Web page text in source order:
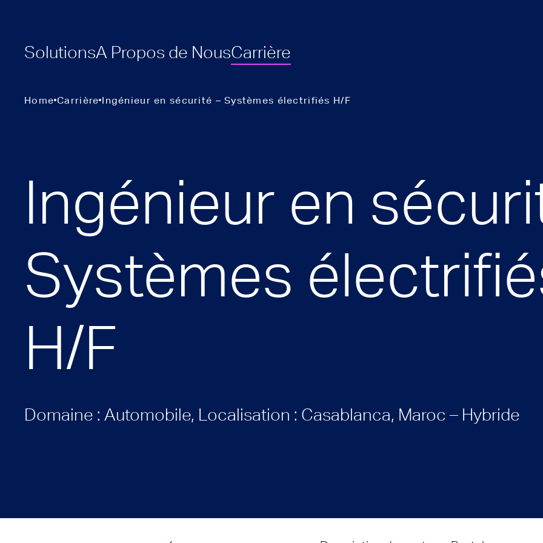
SolutionsA Propos de NousCarrière
Home Carrière Ingénieur en sécurité – Systèmes électrifiés H/F
Ingénieur en
Systèmes
H/F
Domaine : Automobile, Localisation : Casablanca, Maroc – Hybride